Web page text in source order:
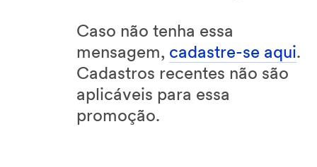
Caso não tenha essa
mensagem, cadastre-se aqui.
Cadastros recentes não são
aplicáveis para essa
promoção.